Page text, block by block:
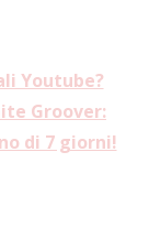
Youtube?
Groover:
di 7 giorni!